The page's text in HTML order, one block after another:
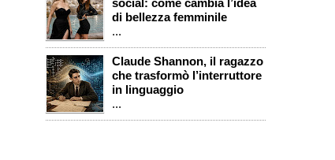
social: come cambia l’idea
di bellezza femminile
...
Claude Shannon, il ragazzo
che trasformò l’interruttore
in linguaggio
...